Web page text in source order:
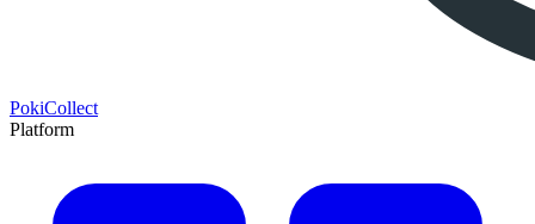
PokiCollect
Platform